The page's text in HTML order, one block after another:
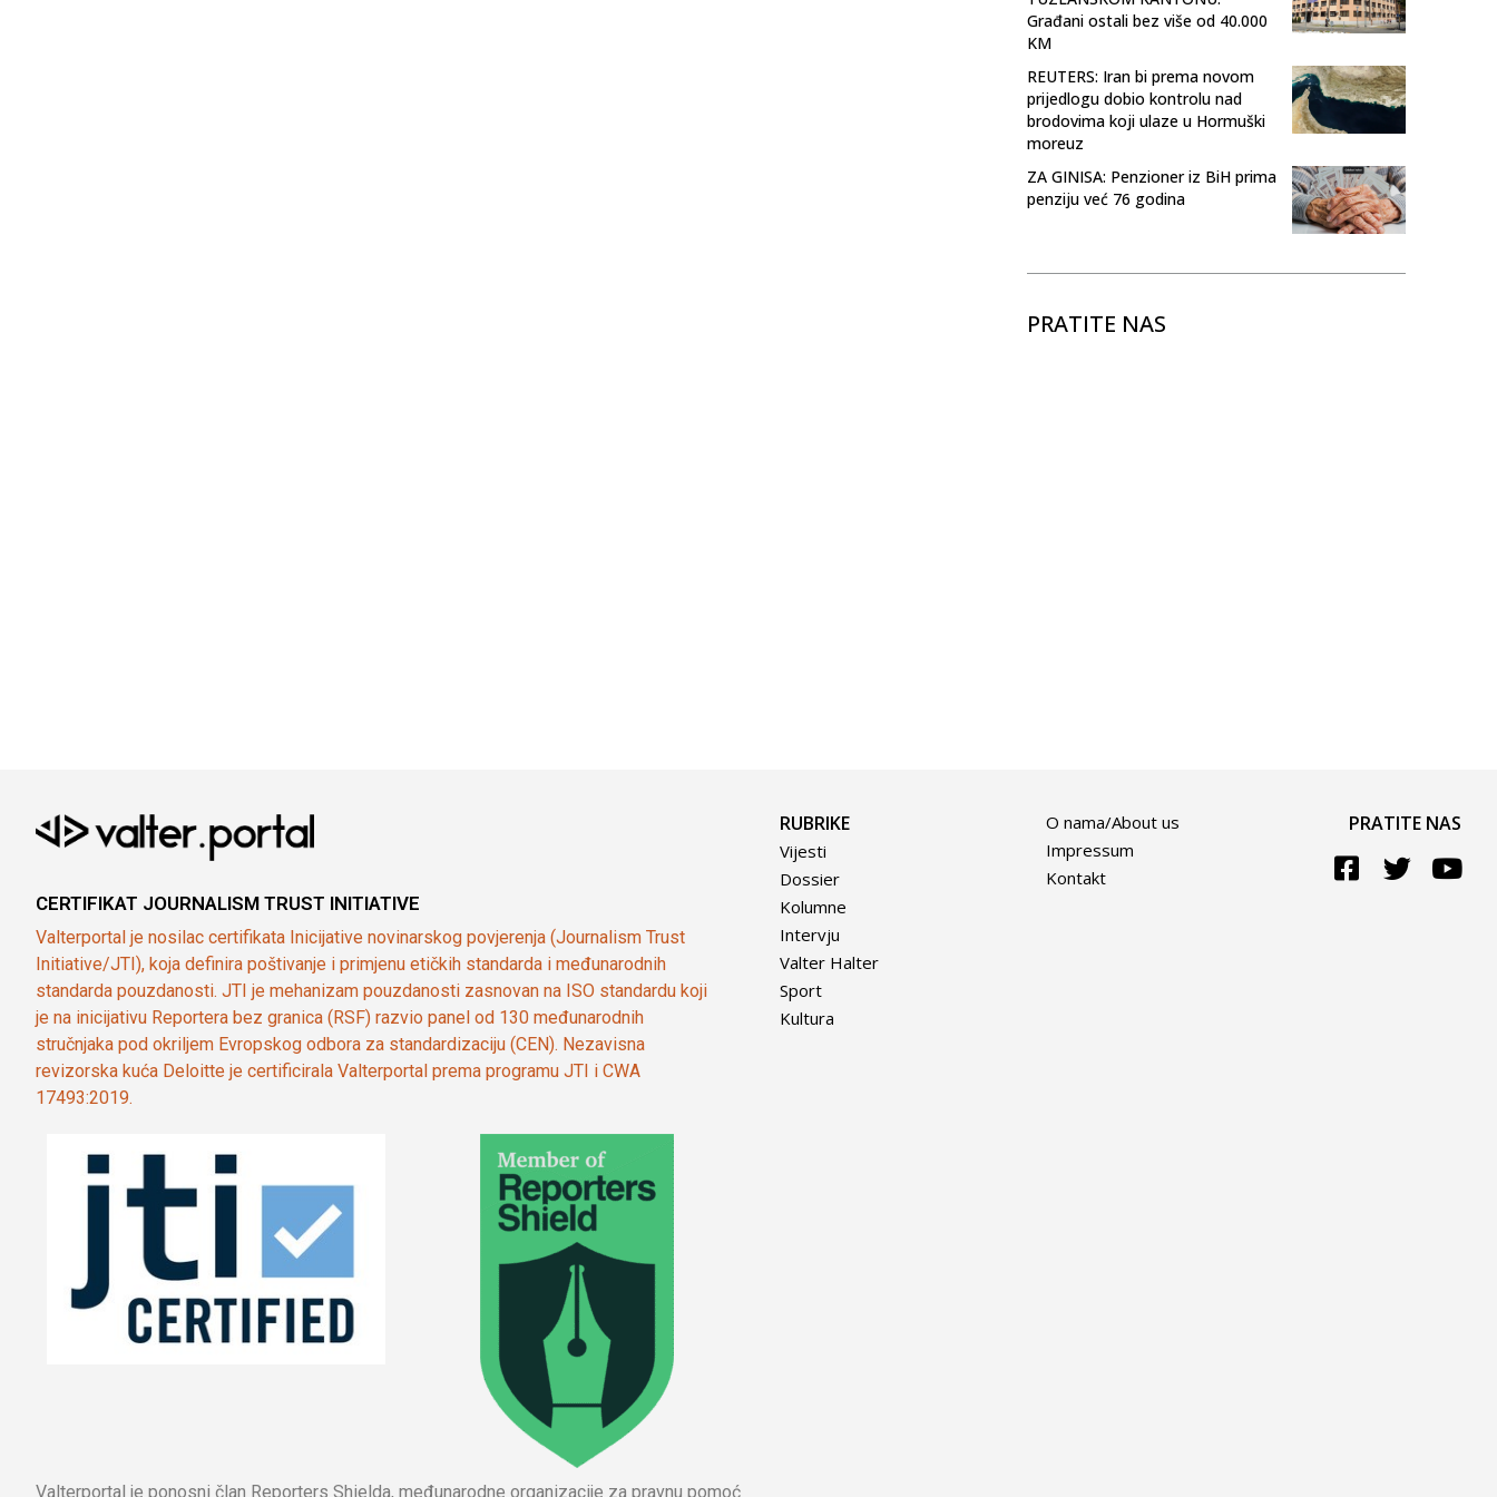
Građani ostali bez više od 40.000
KM
REUTERS: Iran bi prema novom
prijedlogu dobio kontrolu nad
brodovima koji ulaze u Hormuški
moreuz
ZA GINISA: Penzioner iz BiH prima
penziju već 76 godina
PRATITE NAS
CERTIFIKAT JOURNALISM TRUST INITIATIVE
Valterportal je nosilac certifikata Inicijative novinarskog povjerenja (Journalism Trust
Initiative/JTI), koja definira poštivanje i primjenu etičkih standarda i međunarodnih
standarda pouzdanosti. JTI je mehanizam pouzdanosti zasnovan na ISO standardu koji
je na inicijativu Reportera bez granica (RSF) razvio panel od 130 međunarodnih
stručnjaka pod okriljem Evropskog odbora za standardizaciju (CEN). Nezavisna
revizorska kuća Deloitte je certificirala Valterportal prema programu JTI i CWA
17493:2019.
Valterportal je ponosni član Reporters Shielda, međunarodne organizacije za pravnu pomoć
RUBRIKE
Vijesti
Dossier
Kolumne
Intervju
Valter Halter
Sport
Kultura
O nama/About us
Impressum
Kontakt
PRATITE NAS